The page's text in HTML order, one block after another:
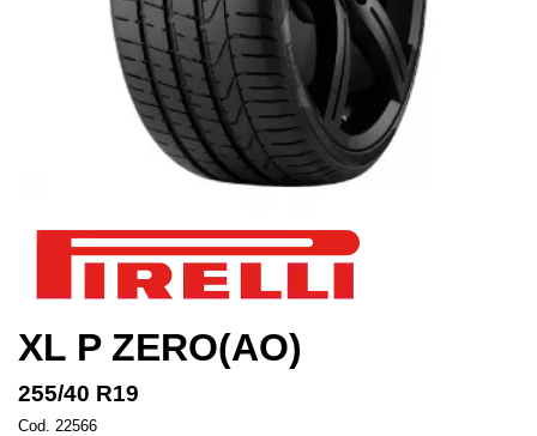
XL P ZERO(AO)
255/40 R19
Cod. 22566